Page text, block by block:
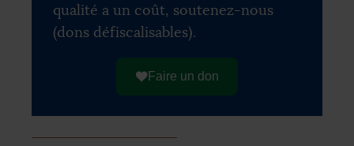
qualité a un coût, soutenez-nous
(dons défiscalisables).
Faire un don